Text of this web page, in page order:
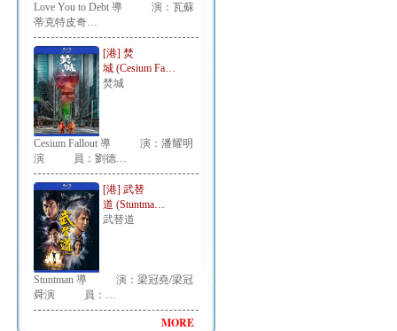
Love You to Debt 導 演：瓦蘇
蒂克特皮奇…
[港] 焚
城 (Cesium Fa…
焚城
Cesium Fallout 導 演：潘耀明
演 員：劉德…
[港] 武替
道 (Stuntma…
武替道
Stuntman 導 演：梁冠堯/梁冠
舜演 員：…
MORE